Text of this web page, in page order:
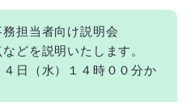
務担当者向け説明会
どを説明いたします。
日（水）１４時００分か